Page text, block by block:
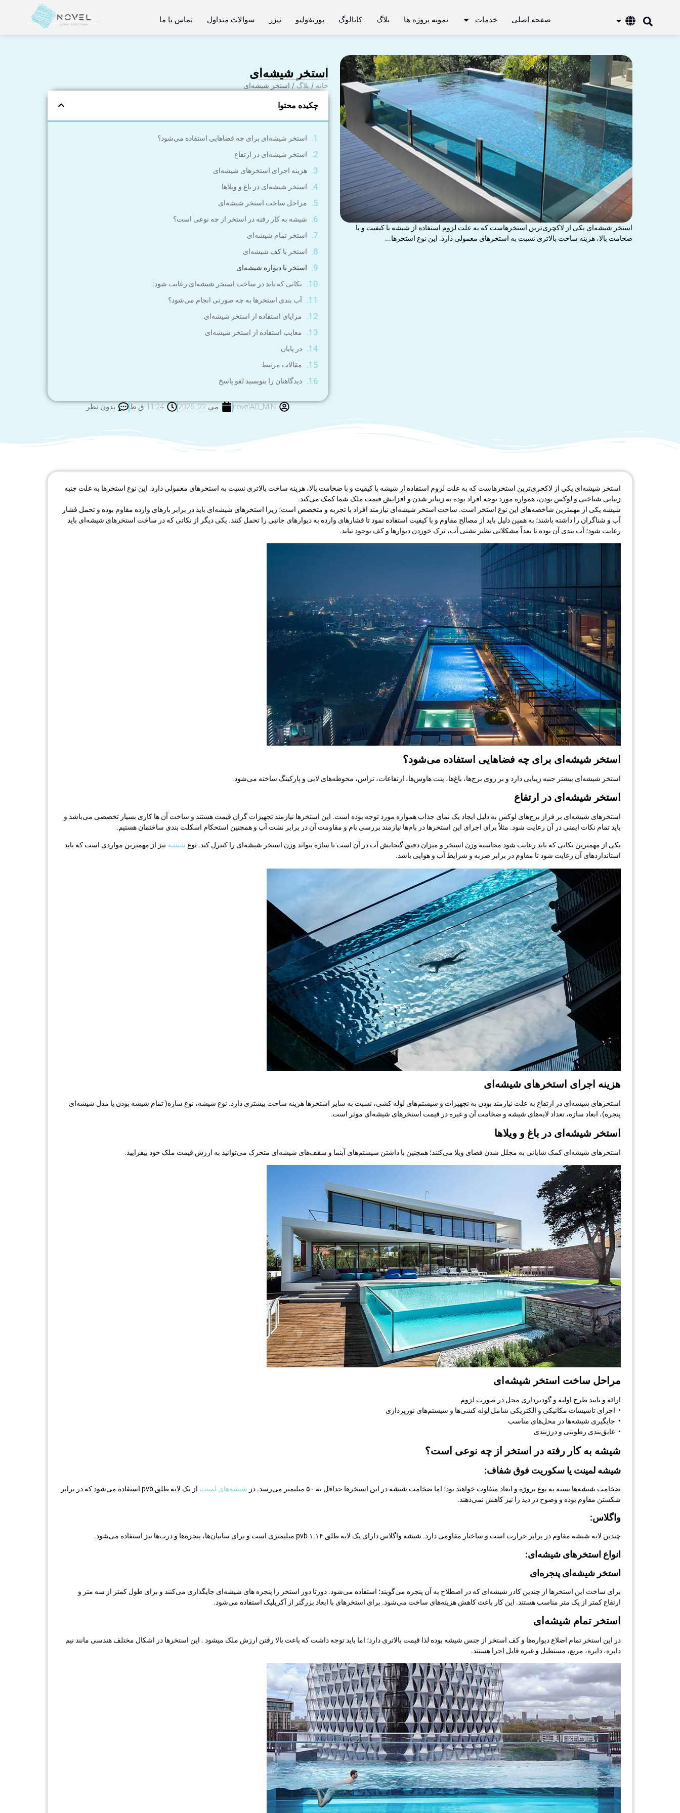
صفحه اصلی خدمات نمونه پروژه ها بلاگ کاتالوگ پورتفولیو تیزر سوالات متداول تماس با ما
استخر شیشه‌ای یکی از لاکچری‌ترین استخرهاست که به علت لزوم استفاده از شیشه با کیفیت و با
ضخامت بالا، هزینه ساخت بالاتری نسبت به استخرهای معمولی دارد. این نوع استخرها...
استخر شیشه‌ای
خانه / بلاگ / استخر شیشه‌ای
چکیده محتوا
استخر شیشه‌ای برای چه فضاهایی استفاده می‌شود؟
استخر شیشه‌ای در ارتفاع
هزینه اجرای استخرهای شیشه‌ای
استخر شیشه‌ای در باغ و ویلاها
مراحل ساخت استخر شیشه‌ای
شیشه به کار رفته در استخر از چه نوعی است؟
استخر تمام شیشه‌ای
استخر با کف شیشه‌ای
استخر با دیواره شیشه‌ای
نکاتی که باید در ساخت استخر شیشه‌ای رعایت شود:
آب بندی استخرها به چه صورتی انجام می‌شود؟
مزایای استفاده از استخر شیشه‌ای
معایب استفاده از استخر شیشه‌ای
در پایان
مقالات مرتبط
دیدگاهتان را بنویسید لغو پاسخ
novelAD_MiN می 22, 2025 11:24 ق.ظ بدون نظر
استخر شیشه‌ای یکی از لاکچری‌ترین استخرهاست که به علت لزوم استفاده از شیشه با کیفیت و با ضخامت بالا، هزینه ساخت بالاتری نسبت به استخرهای معمولی دارد. این نوع استخرها به علت جنبه
زیبایی شناختی و لوکس بودن، همواره مورد توجه افراد بوده به زیباتر شدن و افزایش قیمت ملک شما کمک می‌کند.
شیشه یکی از ‌مهمترین شاخصه‌های این نوع استخر است. ساخت استخر شیشه‌ای نیازمند افراد با تجربه و متخصص است؛ زیرا استخرهای شیشه‌ای باید در برابر بارهای وارده مقاوم بوده و تحمل فشار
آب و شناگران را داشته باشند؛ به همین دلیل باید از مصالح مقاوم و با کیفیت استفاده نمود تا فشارهای وارده به دیوارهای جانبی را تحمل کنند. یکی دیگر از نکاتی که در ساخت استخرهای شیشه‌ای باید
رعایت شود؛ آب بندی آن بوده تا بعداً مشکلاتی نظیر نشتی آب، ترک خوردن دیوارها و کف بوجود نیاید.
استخر شیشه‌ای برای چه فضاهایی استفاده می‌شود؟
استخر شیشه‌ای بیشتر جنبه زیبایی دارد و بر روی برج‌ها، باغ‌ها، پنت هاوس‌ها، ارتفاعات، تراس، محوطه‌های لابی و پارکینگ ساخته می‌شود.
استخر شیشه‌ای در ارتفاع
استخرهای شیشه‌ای بر فراز برج‌های لوکس به دلیل ایجاد یک نمای جذاب همواره مورد توجه بوده است. این استخرها نیازمند تجهیزات گران قیمت هستند و ساخت آن ها کاری بسیار تخصصی می‌باشد و
باید تمام نکات ایمنی در آن رعایت شود. مثلاً برای اجرای این استخرها در بام‌ها نیازمند بررسی بام و مقاومت آن در برابر نشت آب و همچنین استحکام اسکلت بندی ساختمان هستیم.
یکی از مهمترین نکاتی که باید رعایت شود محاسبه وزن استخر و میزان دقیق گنجایش آب در آن است تا سازه بتواند وزن استخر شیشه‌ای را کنترل کند. نوع شیشه نیز از مهمترین مواردی است که باید
استانداردهای آن رعایت شود تا مقاوم در برابر ضربه و شرایط آب و هوایی باشد.
هزینه اجرای استخرهای شیشه‌ای
استخرهای شیشه‌ای در ارتفاع به علت نیازمند بودن به تجهیزات و سیستم‌های لوله کشی، نسبت به سایر استخرها هزینه ساخت بیشتری دارد. نوع شیشه، نوع سازه( تمام شیشه بودن یا مدل شیشه‌ای
پنجره)، ابعاد سازه، تعداد لایه‌های شیشه و ضخامت آن و غیره در قیمت استخرهای شیشه‌ای موثر است.
استخر شیشه‌ای در باغ و ویلاها
استخرهای شیشه‌ای کمک شایانی به مجلل شدن فضای ویلا می‌کنند؛ همچنین با داشتن سیستم‌های آبنما و سقف‌های شیشه‌ای متحرک می‌توانید به ارزش قیمت ملک خود بیفزایید.
مراحل ساخت استخر شیشه‌ای
ارائه و تایید طرح اولیه و گودبرداری محل در صورت لزوم
• اجرای تاسیسات مکانیکی و الکتریکی شامل لوله کشی‌ها و سیستم‌های نورپردازی
• جایگیری شیشه‌ها در محل‌های مناسب
• عایق‌بندی رطوبتی و درزبندی
شیشه به کار رفته در استخر از چه نوعی است؟
شیشه لمینت یا سکوریت فوق شفاف:
ضخامت شیشه‌ها بسته به نوع پروژه و ابعاد متفاوت خواهند بود؛ اما ضخامت شیشه در این استخرها حداقل به ۵۰ میلیمتر می‌رسد. در شیشه‌های لمینت
از یک لایه طلق pvb استفاده می‌شود که در برابر
شکستن مقاوم بوده و وضوح در دید را نیز کاهش نمی‌دهند.
واگلاس:
چندین لایه شیشه مقاوم در برابر حرارت است و ساختار مقاومی دارد. شیشه واگلاس دارای یک لایه طلق pvb ۱.۱۴ میلیمتری است و برای سایبان‌ها، پنجره‌ها و درب‌ها نیز استفاده می‌شود.
انواع استخرهای شیشه‌ای:
استخر شیشه‌ای پنجره‌ای
برای ساخت این استخرها از چندین کادر شیشه‌ای که در اصطلاح به آن پنجره می‌گویند؛ استفاده می‌شود. دورتا دور استخر را ‌پنجره های شیشه‌ای جایگذاری می‌کنند و برای طول کمتر از سه متر و
ارتفاع کمتر از یک متر مناسب هستند. این کار باعث کاهش هزینه‌های ساخت می‌شود. برای استخرهای با ابعاد بزرگتر از آکریلیک استفاده می‌شود.
استخر تمام شیشه‌ای
در این استخر تمام اضلاع دیواره‌ها و کف استخر از جنس شیشه بوده لذا قیمت بالاتری دارد؛ اما باید توجه داشت که باعث بالا رفتن ارزش ملک ‌میشود . این استخرها در اشکال مختلف هندسی مانند نیم
دایره، دایره، مربع، مستطیل و غیره قابل اجرا هستند.